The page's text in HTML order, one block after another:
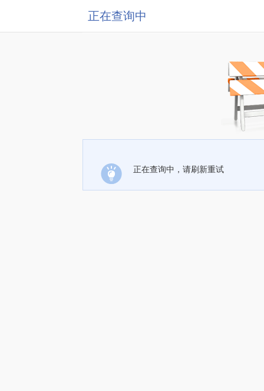
正在查询中
正在查询中，请刷新重试